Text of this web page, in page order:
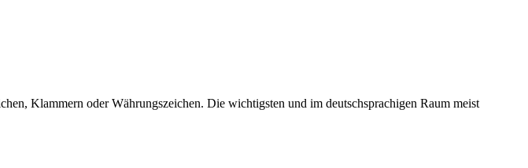
Klammern oder Währungszeichen. Die wichtigsten und im deutschsprachigen Raum meist